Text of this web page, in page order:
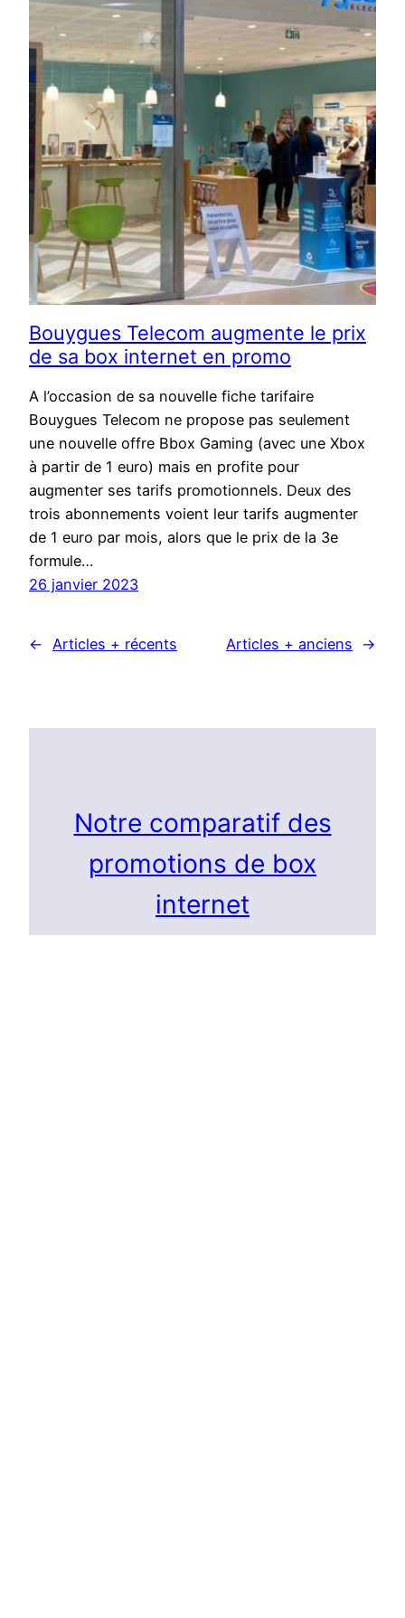
Bouygues Telecom augmente le prix
de sa box internet en promo
A l’occasion de sa nouvelle fiche tarifaire
Bouygues Telecom ne propose pas seulement
une nouvelle offre Bbox Gaming (avec une Xbox
à partir de 1 euro) mais en profite pour
augmenter ses tarifs promotionnels. Deux des
trois abonnements voient leur tarifs augmenter
de 1 euro par mois, alors que le prix de la 3e
formule…
26 janvier 2023
← Articles + récents Articles + anciens →
Notre comparatif des
promotions de box
internet